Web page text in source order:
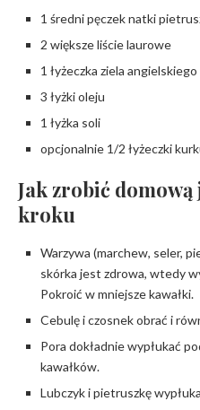
1 średni pęczek natki
2 większe liście laurowe
1 łyżeczka ziela angielskiego
3 łyżki oleju
1 łyżka soli
opcjonalnie 1/2 łyżeczki
Jak zrobić
kroku
Warzywa (marchew, seler,
skórka jest zdrowa, wtedy
Pokroić w mniejsze kawałki.
Cebulę i czosnek obrać i
Pora dokładnie wypłukać
kawałków.
Lubczyk i pietruszkę